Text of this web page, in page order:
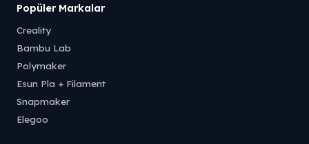
Popüler Markalar
Creality
Bambu Lab
Polymaker
Esun Pla + Filament
Snapmaker
Elegoo